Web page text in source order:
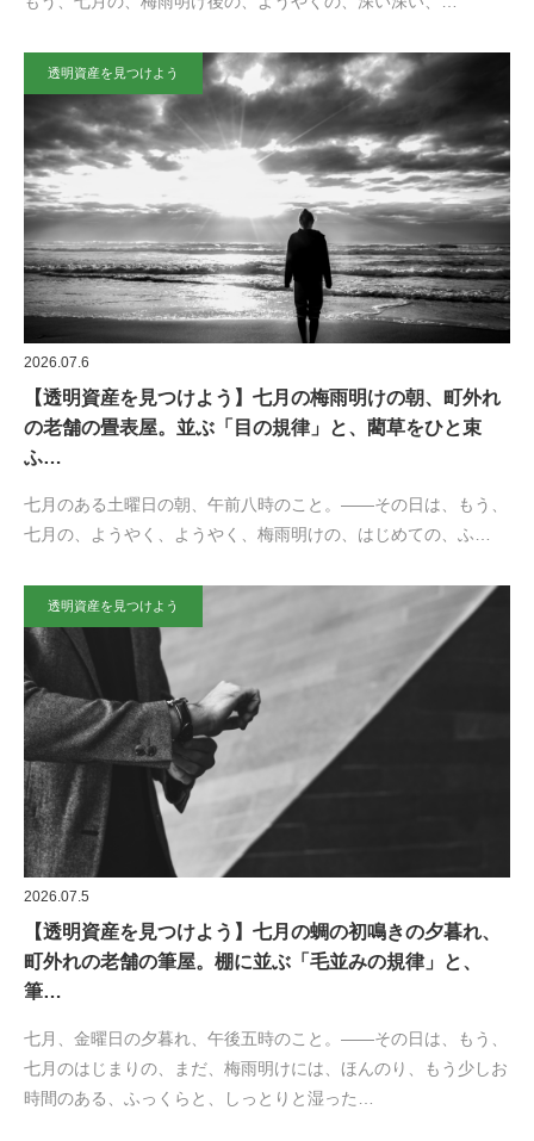
透明資産を見つけよう
2026.07.6
【透明資産を見つけよう】七月の梅雨明けの朝、町外れ
の老舗の畳表屋。並ぶ「目の規律」と、藺草をひと束
ふ…
七月のある土曜日の朝、午前八時のこと。——その日は、もう、
七月の、ようやく、ようやく、梅雨明けの、はじめての、ふ…
透明資産を見つけよう
2026.07.5
【透明資産を見つけよう】七月の蜩の初鳴きの夕暮れ、
町外れの老舗の筆屋。棚に並ぶ「毛並みの規律」と、
筆…
七月、金曜日の夕暮れ、午後五時のこと。——その日は、もう、
七月のはじまりの、まだ、梅雨明けには、ほんのり、もう少しお
時間のある、ふっくらと、しっとりと湿った…